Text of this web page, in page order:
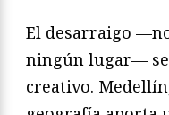
El desarraigo
ningún lugar—
creativo.